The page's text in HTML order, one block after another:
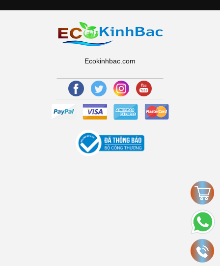
Ecokinhbac.com